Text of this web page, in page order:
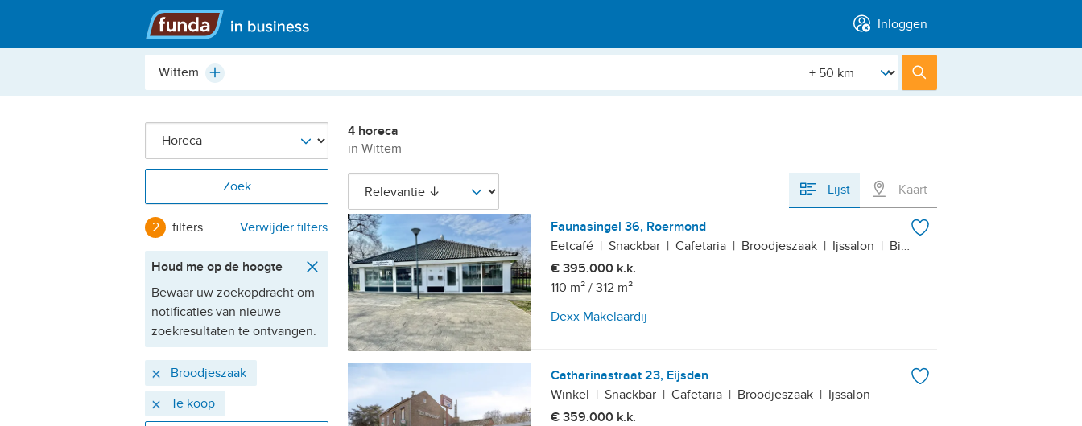
Hoofdmenu
Inloggen
Plaats,
etc.
Plus [Straal]
Zoek
2 filters Verwijder filters
Houd me op de hoogte
Bewaar uw zoekopdracht om
notificaties van nieuwe
zoekresultaten te ontvangen.
Actieve
filters
Verwijder
Broodjeszaak
Verwijder
Te koop
4 horeca
in Wittem
Lijst Kaart
Faunasingel 36, Roermond
Eetcafé | Snackbar | Cafetaria | Broodjeszaak | Ijssalon | Bistro
€ 395.000 k.k.
110 m² / 312 m²
Dexx Makelaardij
Catharinastraat 23, Eijsden
Winkel | Snackbar | Cafetaria | Broodjeszaak | Ijssalon
€ 359.000 k.k.